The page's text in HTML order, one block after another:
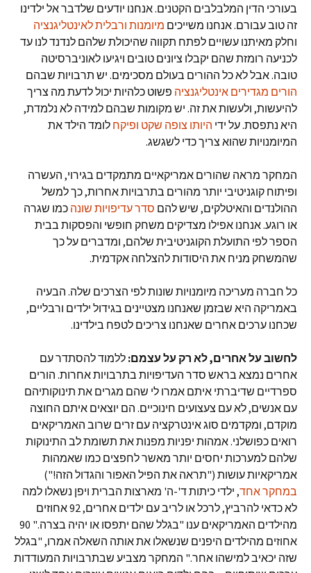
בעורכי הדין המלבלבים הקטנים. אנחנו יודעים שלדבר אל ילדינו
זה טוב עבורם. אנחנו משייכים מיומנות ורבלית לאינטליגנציה
וחלק מאיתנו עשויים לפתח תקווה שהיכולת שלהם לנדנד לנו עד
לכניעה רומזת שהם יקבלו ציונים טובים ויגיעו לאוניברסיטה
טובה. אבל לא כל ההורים בעולם מסכימים. יש תרבויות שבהם
הורים מגדירים אינטליגנציה פשוט כלהיות יכול לדעת מה צריך
להיעשות, ולעשות את זה. יש מקומות שבהם למידה לא נלמדת,
היא נתפסת. על ידי היותו צופה שקט ופיקח לומד הילד את
המיומנויות שהוא צריך כדי לשגשג.
המחקר מראה שהורים אמריקאיים מתמקדים בגירוי, העשרה
ופיתוח קוגניטיבי יותר מהורים בתרבויות אחרות, כך למשל
ההולנדים והאיטלקים, שיש להם סדר עדיפויות שונה כמו שגרה
או רוגע. אנחנו אפילו מצדיקים משחק חופשי והפסקות בבית
הספר לפי התועלת הקוגניטיבית שלהם, ומדברים על כך
שהמשחק מניח את היסודות להצלחה אקדמית.
כל חברה מעריכה מיומנויות שונות לפי הצרכים שלה. הבעיה
באמריקה היא שבזמן שאנחנו מצטיינים בגידול ילדים ורבליים,
שכחנו ערכים אחרים שאנחנו צריכים לטפח בילדינו.
לחשוב על אחרים, לא רק על עצמם: ללמוד להסתדר עם
אחרים נמצא בראש סדר העדיפויות בתרבויות אחרות. הורים
ספרדיים שדיברתי איתם אמרו לי שהם מגרים את תינוקותיהם
עם אנשים, לא עם צעצועים חינוכיים. הם יוצאים איתם החוצה
מוקדם, ומקדמים סוג אינטרקציה עם זרים שרוב האמריקאים
רואים כפושלני. אמהות יפניות מפנות את תשומת לב התינוקות
שלהם למערכות יחסים יותר מאשר לחפצים כמו שאמהות
אמריקאיות עושות ("תראה את הפיל האפור והגדול הזה!")
במחקר אחד, ילדי כיתות ד'-ה' מארצות הברית ויפן נשאלו למה
לא כדאי להרביץ, לרכל או לריב עם ילדים אחרים, 92 אחוזים
מהילדים האמריקאים ענו "בגלל שהם יתפסו או יהיה בצרה." 90
אחוזים מהילדים היפנים שנשאלו את אותה השאלה אמרו, "בגלל
שזה יכאיב למישהו אחר." המחקר מצביע שבתרבויות המעודדות